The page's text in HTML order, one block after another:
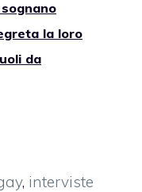
la loro
da
, interviste